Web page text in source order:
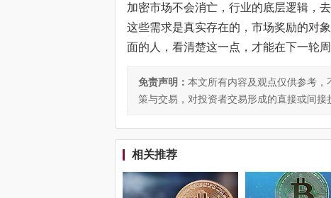
加密市场不会消亡，行业的底层逻辑，
这些需求是真实存在的，市场奖励的对
面的人，看清楚这一点，才能在下一轮
免责声明： 本文所有内容及观点仅供参考
策与交易，对投资者交易形成的直接或间接
相关推荐